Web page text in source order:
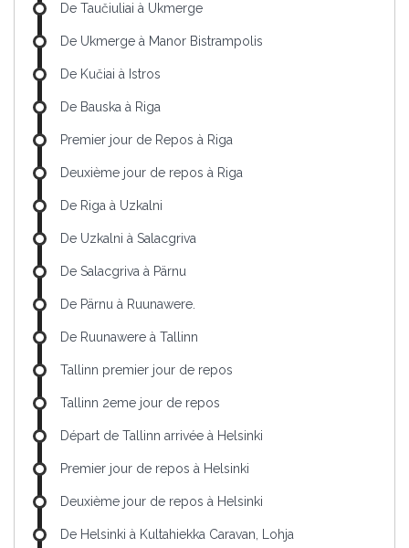
De Taučiuliai à Ukmerge
De Ukmerge à Manor Bistrampolis
De Kučiai à Istros
De Bauska à Riga
Premier jour de Repos à Riga
Deuxième jour de repos à Riga
De Riga à Uzkalni
De Uzkalni à Salacgriva
De Salacgriva à Pärnu
De Pärnu à Ruunawere.
De Ruunawere à Tallinn
Tallinn premier jour de repos
Tallinn 2eme jour de repos
Départ de Tallinn arrivée à Helsinki
Premier jour de repos à Helsinki
Deuxième jour de repos à Helsinki
De Helsinki à Kultahiekka Caravan, Lohja